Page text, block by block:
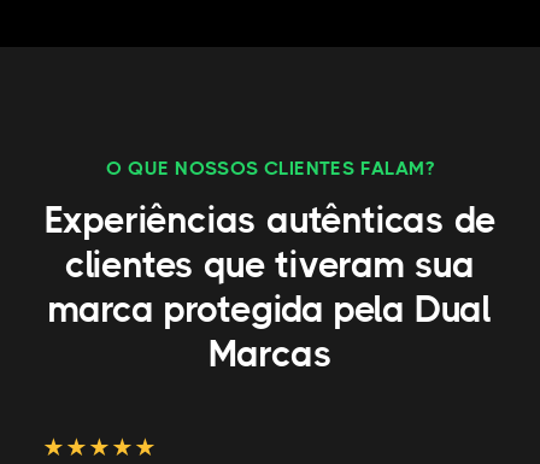
O QUE NOSSOS CLIENTES FALAM?
Experiências autênticas de
clientes que tiveram sua
marca protegida pela Dual
Marcas